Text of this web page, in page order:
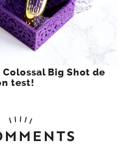
Colossal Big Shot de
test!